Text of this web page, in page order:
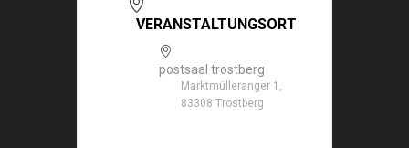
VERANSTALTUNGSORT
postsaal trostberg
Marktmülleranger 1,
83308 Trostberg